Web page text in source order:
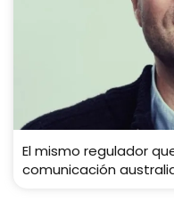
El mismo regulador
comunicación